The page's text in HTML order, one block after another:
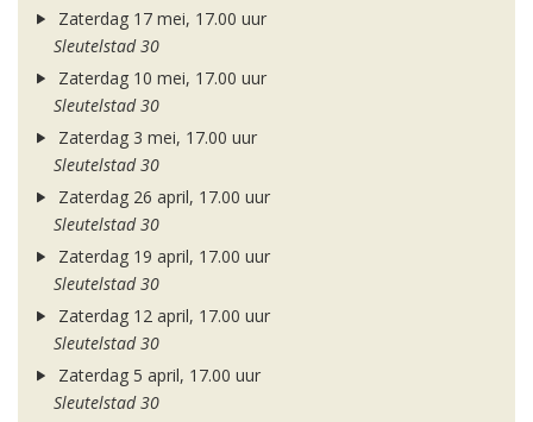
Zaterdag 17 mei, 17.00 uur
Sleutelstad 30
Zaterdag 10 mei, 17.00 uur
Sleutelstad 30
Zaterdag 3 mei, 17.00 uur
Sleutelstad 30
Zaterdag 26 april, 17.00 uur
Sleutelstad 30
Zaterdag 19 april, 17.00 uur
Sleutelstad 30
Zaterdag 12 april, 17.00 uur
Sleutelstad 30
Zaterdag 5 april, 17.00 uur
Sleutelstad 30